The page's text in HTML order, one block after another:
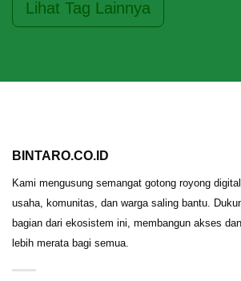
Lihat Tag Lainnya
BINTARO.CO.ID
Kami mengusung semangat gotong royong
usaha, komunitas, dan warga saling bantu.
bagian dari ekosistem ini, membangun akses
lebih merata bagi semua.